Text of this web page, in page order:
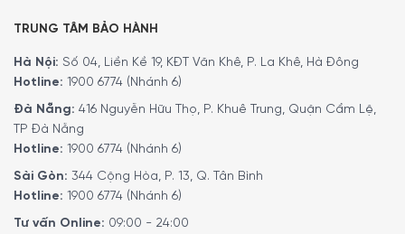
TRUNG TÂM BẢO HÀNH
Hà Nội: Số 04, Liền Kề 19, KĐT Văn Khê, P. La Khê, Hà Đông
Hotline: 1900 6774 (Nhánh 6)
Đà Nẵng: 416 Nguyễn Hữu Thọ, P. Khuê Trung, Quận Cẩm Lệ,
TP Đà Nẵng
Hotline: 1900 6774 (Nhánh 6)
Sài Gòn: 344 Cộng Hòa, P. 13, Q. Tân Bình
Hotline: 1900 6774 (Nhánh 6)
Tư vấn Online: 09:00 - 24:00